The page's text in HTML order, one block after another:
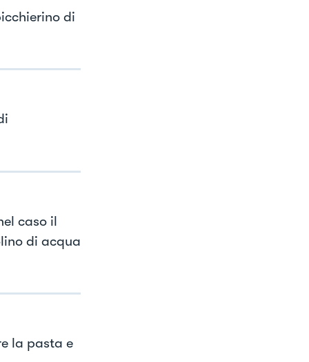
di
caso il
di acqua
la pasta e